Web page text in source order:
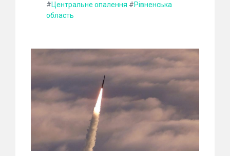
#Центральне опалення #Рівненська
область